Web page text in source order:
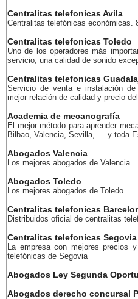
Centralitas telefonicas Avila
Centralitas telefónicas económicas.
Centralitas telefonicas Toledo
Uno de los operadores más
servicio, una calidad de sonido
Centralitas telefonicas
Servicio de venta e instalación
mejor relación de calidad y precio
Academia de mecanografía
El mejor método para aprender
Bilbao, Valencia, Sevilla, … y toda
Abogados Valencia
Los mejores abogados de Valencia
Abogados Toledo
Los mejores abogados de Toledo
Centralitas telefonicas
Distribuidos oficial de centralitas
Centralitas telefonicas Segovia
La empresa con mejores precios
telefónicas de Segovia
Abogados Ley Segunda
Abogados derecho concursal